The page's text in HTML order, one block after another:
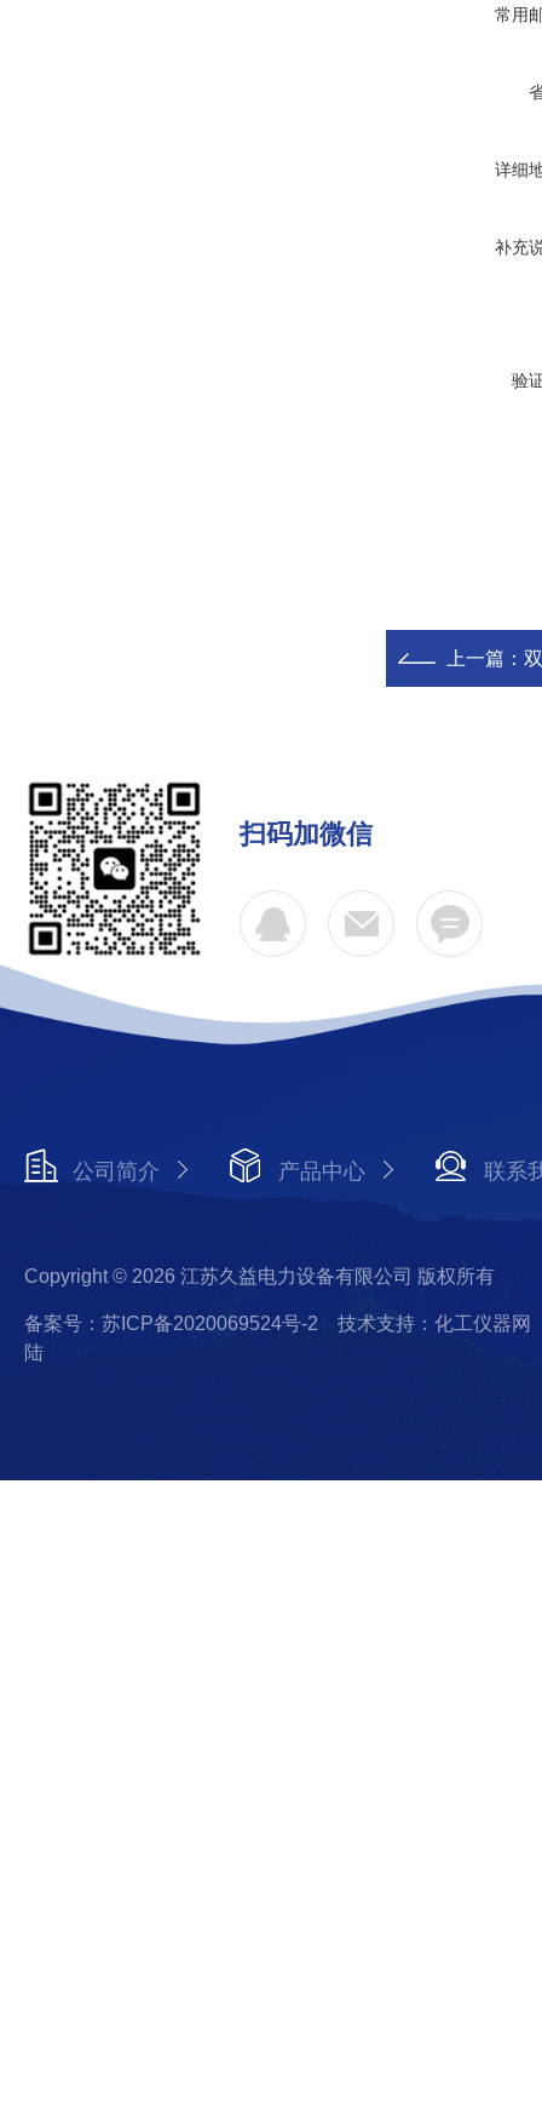
常用
详细
补充
验
上一篇：
扫码加微信
公司简介 产品中心 联系
Copyright © 2026 江苏久益电力设备有限公司 版权所有
备案号：苏ICP备2020069524号-2
技术支持：化工仪器网
陆